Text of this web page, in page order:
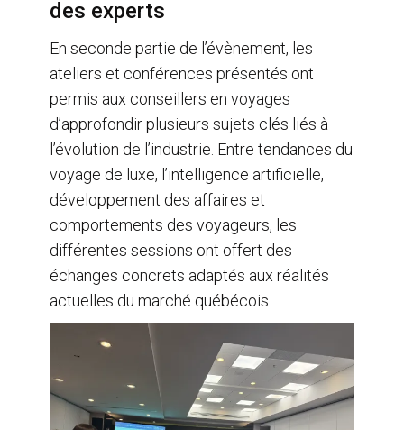
des experts
En seconde partie de l’évènement, les
ateliers et conférences présentés ont
permis aux conseillers en voyages
d’approfondir plusieurs sujets clés liés à
l’évolution de l’industrie. Entre tendances du
voyage de luxe, l’intelligence artificielle,
développement des affaires et
comportements des voyageurs, les
différentes sessions ont offert des
échanges concrets adaptés aux réalités
actuelles du marché québécois.